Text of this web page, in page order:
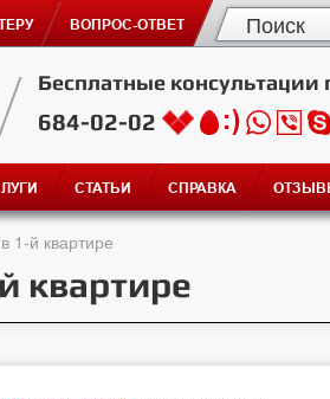
ВОПРОС-ОТВЕТ
Бесплатные
684-02-02
СТАТЬИ СПРАВКА
1-й квартире
квартире